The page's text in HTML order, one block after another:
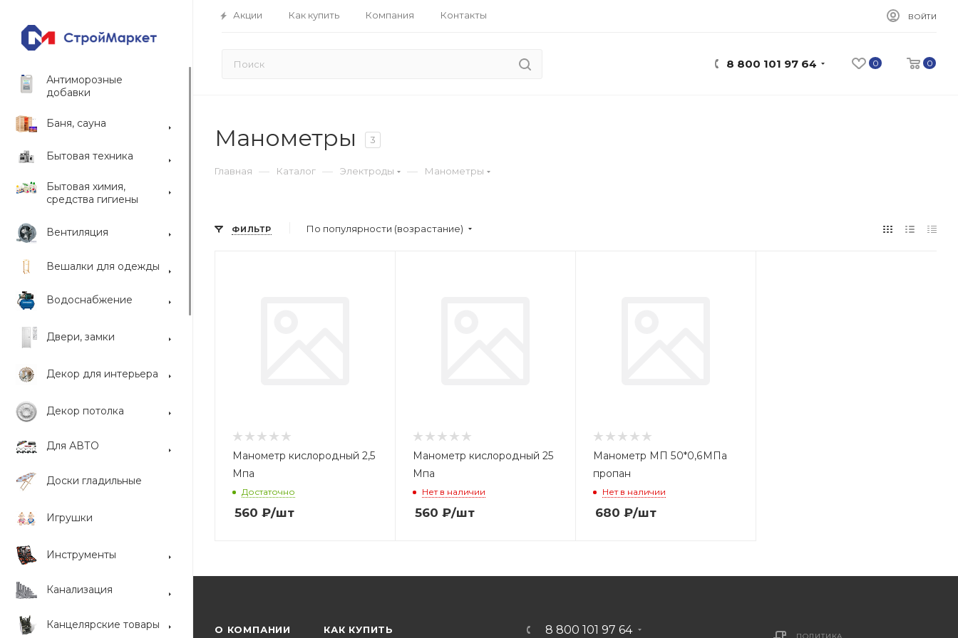
Акции Как купить Компания Контакты ВОЙТИ
0 0
8 800 101 97 64
Антиморозные
добавки
Баня, сауна
Бытовая техника
Бытовая химия,
средства гигиены
Вентиляция
Вешалки для одежды
Водоснабжение
Двери, замки
Декор для интерьера
Декор потолка
Для АВТО
Доски гладильные
Игрушки
Инструменты
Канализация
Канцелярские товары
Манометры 3
Главная — Каталог — Электроды — Манометры
ФИЛЬТР По популярности (возрастание)
Манометр кислородный 2,5
Мпа
Достаточно
560 ₽/шт
Манометр кислородный 25
Мпа
Нет в наличии
560 ₽/шт
Манометр МП 50*0,6МПа
пропан
Нет в наличии
680 ₽/шт
О КОМПАНИИ КАК КУПИТЬ 8 800 101 97 64